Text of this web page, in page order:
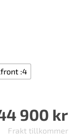
:4
900 kr
Frakt tillkommer